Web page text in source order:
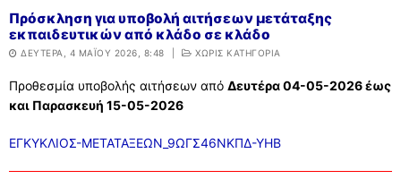
Πρόσκληση για υποβολή αιτήσεων μετάταξης
εκπαιδευτικών από κλάδο σε κλάδο
ΔΕΥΤΈΡΑ, 4 ΜΑΪ́ΟΥ 2026, 8:48 ΧΩΡΊΣ ΚΑΤΗΓΟΡΊΑ
Προθεσμία υποβολής αιτήσεων από Δευτέρα 04-05-2026 έως
και Παρασκευή 15-05-2026
ΕΓΚΥΚΛΙΟΣ-ΜΕΤΑΤΑΞΕΩΝ_9ΩΓΣ46ΝΚΠΔ-ΥΗΒ